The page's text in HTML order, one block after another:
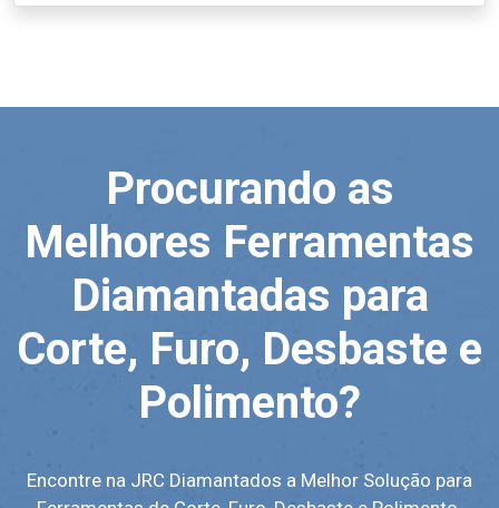
Procurando as
Melhores Ferramentas
Diamantadas para
Corte, Furo, Desbaste e
Polimento?
Encontre na JRC Diamantados a Melhor Solução para